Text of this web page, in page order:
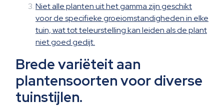
Niet alle planten uit het gamma zijn geschikt
voor de specifieke groeiomstandigheden in elke
tuin, wat tot teleurstelling kan leiden als de plant
niet goed gedijt.
Brede variëteit aan
plantensoorten voor diverse
tuinstijlen.